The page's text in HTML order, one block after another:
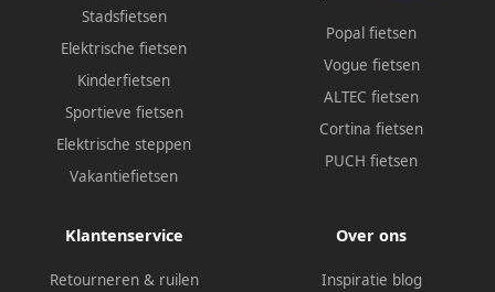
Stadsfietsen
Elektrische fietsen
Kinderfietsen
Sportieve fietsen
Elektrische steppen
Vakantiefietsen
Popal fietsen
Vogue fietsen
ALTEC fietsen
Cortina fietsen
PUCH fietsen
Klantenservice
Retourneren & ruilen
Over ons
Inspiratie blog